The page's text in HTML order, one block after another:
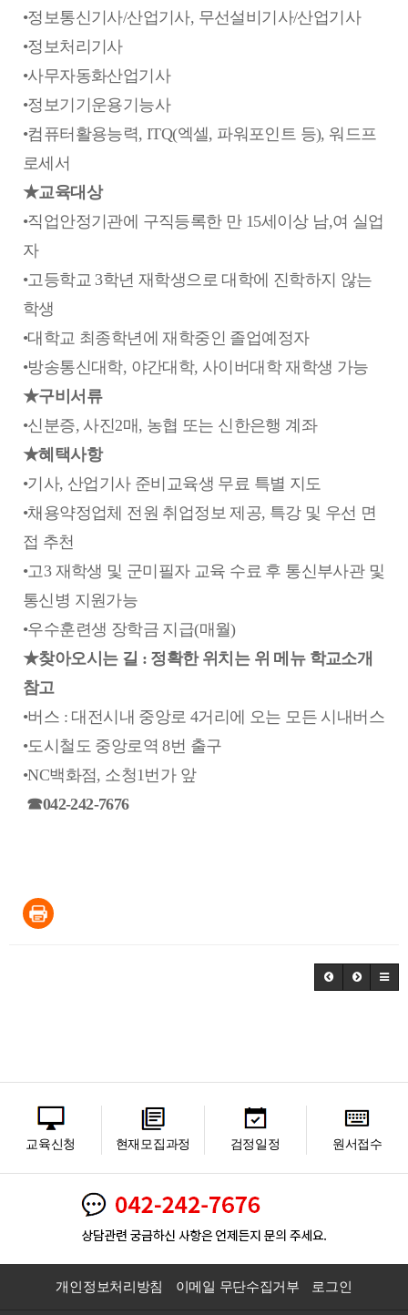
•정보통신기사/산업기사, 무선설비기사/산업기사
•정보처리기사
•사무자동화산업기사
•정보기기운용기능사
•컴퓨터활용능력, ITQ(엑셀, 파워포인트 등), 워드프
로세서
★교육대상
•직업안정기관에 구직등록한 만 15세이상 남,여 실업
자
•고등학교 3학년 재학생으로 대학에 진학하지 않는
학생
•대학교 최종학년에 재학중인 졸업예정자
•방송통신대학, 야간대학, 사이버대학 재학생 가능
★구비서류
•신분증, 사진2매, 농협 또는 신한은행 계좌
★혜택사항
•기사, 산업기사 준비교육생 무료 특별 지도
•채용약정업체 전원 취업정보 제공, 특강 및 우선 면
접 추천
•고3 재학생 및 군미필자 교육 수료 후 통신부사관 및
통신병 지원가능
•우수훈련생 장학금 지급(매월)
★찾아오시는 길 : 정확한 위치는 위 메뉴 학교소개
참고
•버스 : 대전시내 중앙로 4거리에 오는 모든 시내버스
•도시철도 중앙로역 8번 출구
•NC백화점, 소청1번가 앞
☎042-242-7676
교육신청 현재모집과정 검정일정 원서접수
개인정보처리방침 이메일 무단수집거부 로그인